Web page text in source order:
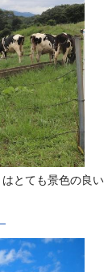
はとても景色の良い